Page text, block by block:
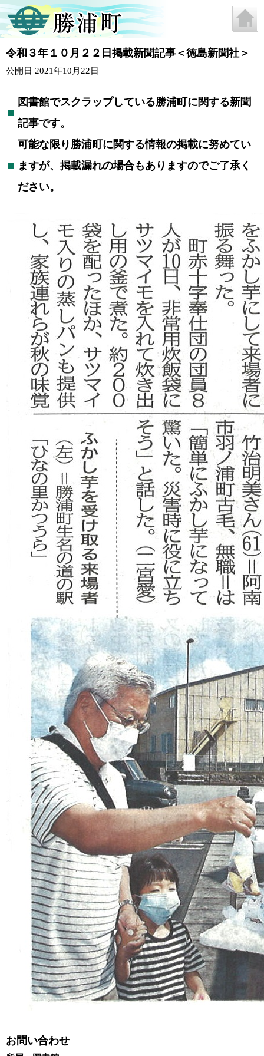
令和３年１０月２２日掲載新聞記事＜徳島新聞社＞
公開日 2021年10月22日
図書館でスクラップしている勝浦町に関する新聞
記事です。
可能な限り勝浦町に関する情報の掲載に努めてい
ますが、掲載漏れの場合もありますのでご了承く
ださい。
お問い合わせ